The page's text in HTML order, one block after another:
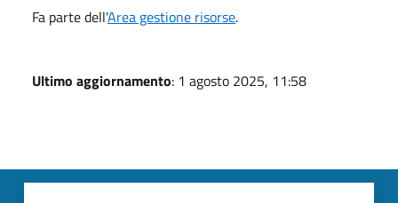
Fa parte dell'Area gestione risorse.
Ultimo aggiornamento: 1 agosto 2025, 11:58